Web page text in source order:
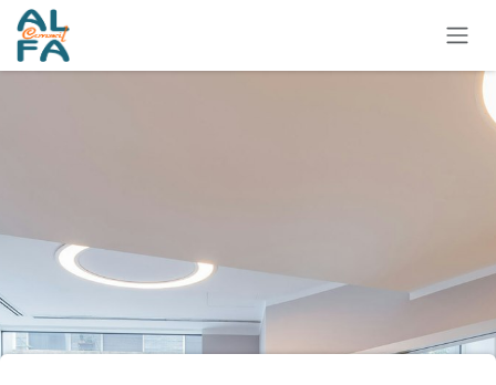
Se rendre au contenu